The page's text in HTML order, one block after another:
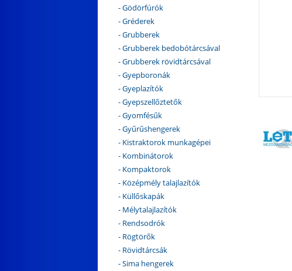
- Gödörfúrók
- Gréderek
- Grubberek
- Grubberek bedobótárcsával
- Grubberek rövidtárcsával
- Gyepboronák
- Gyeplazítók
- Gyepszellőztetők
- Gyomfésűk
- Gyűrűshengerek
- Kistraktorok munkagépei
- Kombinátorok
- Kompaktorok
- Középmély talajlazítók
- Küllőskapák
- Mélytalajlazítók
- Rendsodrók
- Rögtörők
- Rövidtárcsák
- Sima hengerek